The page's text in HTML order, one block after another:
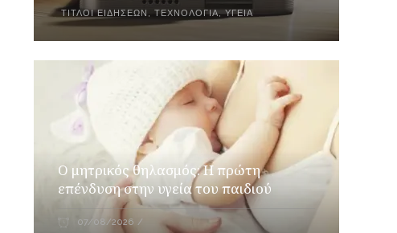
ΤΊΤΛΟΙ ΕΙΔΉΣΕΩΝ ,ΤΕΧΝΟΛΟΓΊΑ,ΥΓΕΊΑ
Ο μητρικός θηλασμός: Η πρώτη
επένδυση στην υγεία του παιδιού
07/08/2026